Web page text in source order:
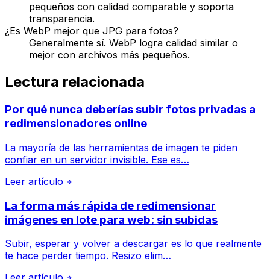
pequeños con calidad comparable y soporta
transparencia.
¿Es WebP mejor que JPG para fotos?
Generalmente sí. WebP logra calidad similar o
mejor con archivos más pequeños.
Lectura relacionada
Por qué nunca deberías subir fotos privadas a
redimensionadores online
La mayoría de las herramientas de imagen te piden
confiar en un servidor invisible. Ese es…
Leer artículo
La forma más rápida de redimensionar
imágenes en lote para web: sin subidas
Subir, esperar y volver a descargar es lo que realmente
te hace perder tiempo. Resizo elim…